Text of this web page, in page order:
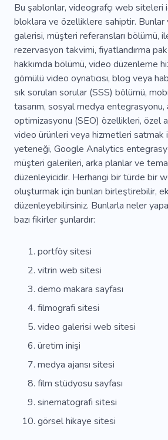
Bu şablonlar, videografçı web siteleri
bloklara ve özelliklere sahiptir.
galerisi, müşteri referansları bölümü,
rezervasyon takvimi, fiyatlandırma
hakkımda bölümü, video düzenleme
gömülü video oynatıcısı, blog veya
sık sorulan sorular (SSS) bölümü,
tasarım, sosyal medya
optimizasyonu (SEO) özellikleri, özel
video ürünleri veya hizmetleri satmak
yeteneği, Google Analytics
müşteri galerileri, arka planlar ve
düzenleyicidir. Herhangi bir türde bir
oluşturmak için bunları birleştirebilir,
düzenleyebilirsiniz. Bunlarla neler
bazı fikirler şunlardır:
portföy sitesi
vitrin web sitesi
demo makara sayfası
filmografi sitesi
video galerisi web sitesi
üretim inişi
medya ajansı sitesi
film stüdyosu sayfası
sinematografi sitesi
görsel hikaye sitesi